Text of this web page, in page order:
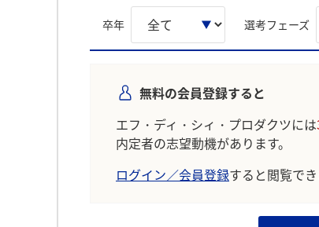
卒年 選考フェーズ
無料の会員登録すると
エフ・ディ・シィ・プロダクツには
内定者の志望動機があります。
ログイン／会員登録すると閲覧でき